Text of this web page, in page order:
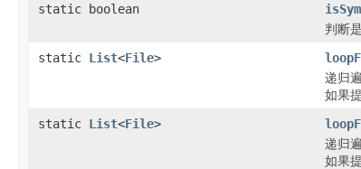
static boolean
判断
static List<File>
递归
如果
static List<File>
递归
如果